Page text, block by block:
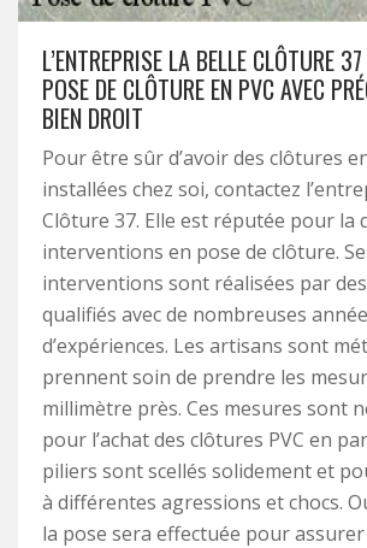
L’ENTREPRISE LA BELLE CLÔTURE
POSE DE CLÔTURE EN PVC AVEC
BIEN DROIT
Pour être sûr d’avoir des clôtures
installées chez soi, contactez
Clôture 37. Elle est réputée pour la
interventions en pose de clôture.
interventions sont réalisées par
qualifiés avec de nombreuses
d’expériences. Les artisans sont
prennent soin de prendre les
millimètre près. Ces mesures sont
pour l’achat des clôtures PVC en
piliers sont scellés solidement et
à différentes agressions et chocs.
la pose sera effectuée pour assurer